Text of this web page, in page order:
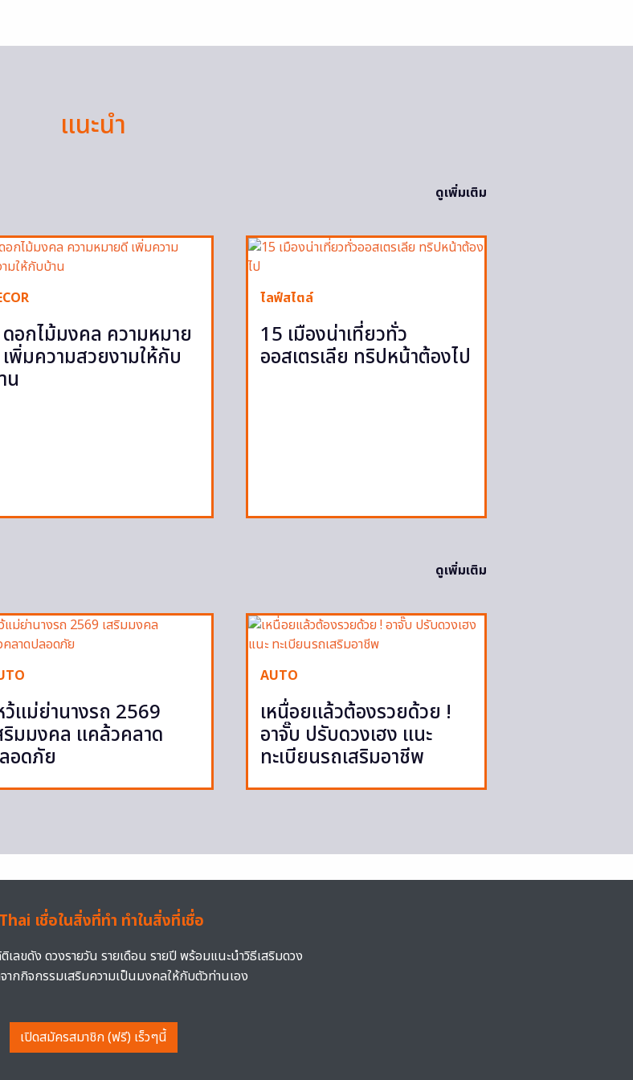
แนะนำ
ดูเพิ่มเติม
อกไม้มงคล ความหมาย
พิ่มความสวยงามให้กับ
น
ไลฟ์สไตล์
15 เมืองน่าเที่ยวทั่ว
ออสเตรเลีย ทริปหน้าต้องไป
ดูเพิ่มเติม
ว้แม่ย่านางรถ 2569
ริมมงคล แคล้วคลาด
อดภัย
AUTO
เหนื่อยแล้วต้องรวยด้วย !
อาจั๊บ ปรับดวงเฮง แนะ
ทะเบียนรถเสริมอาชีพ
เชื่อในสิ่งที่ทำ ทำในสิ่งที่เชื่อ
เลขดัง ดวงรายวัน รายเดือน รายปี พร้อมแนะนำวิธีเสริมดวง
ากกิจกรรมเสริมความเป็นมงคลให้กับตัวท่านเอง
เปิดสมัครสมาชิก (ฟรี) เร็วๆนี้